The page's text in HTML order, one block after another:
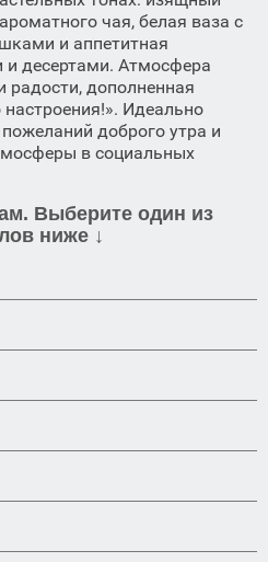
чая, белая ваза с
и аппетитная
и десертами. Атмосфера
радости, дополненная
Идеально
доброго утра и
в социальных
Выберите один из
ниже ↓